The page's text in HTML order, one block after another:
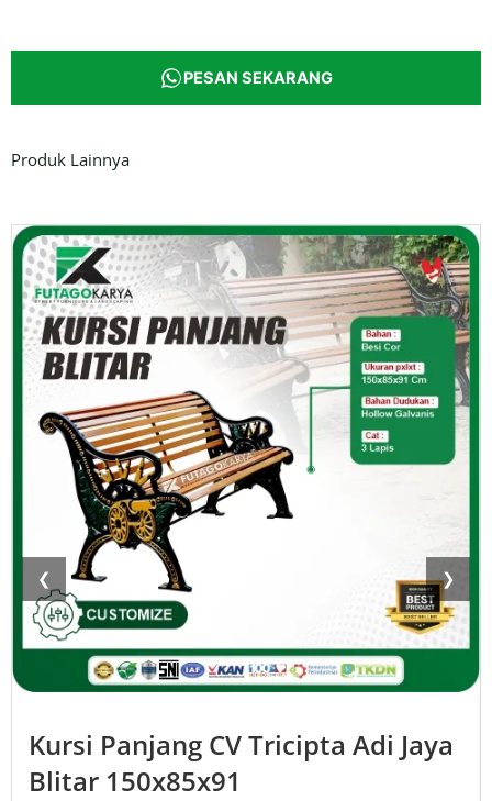
PESAN SEKARANG
Produk Lainnya
❮ ❯
Kursi Panjang CV Tricipta Adi Jaya
Blitar 150x85x91